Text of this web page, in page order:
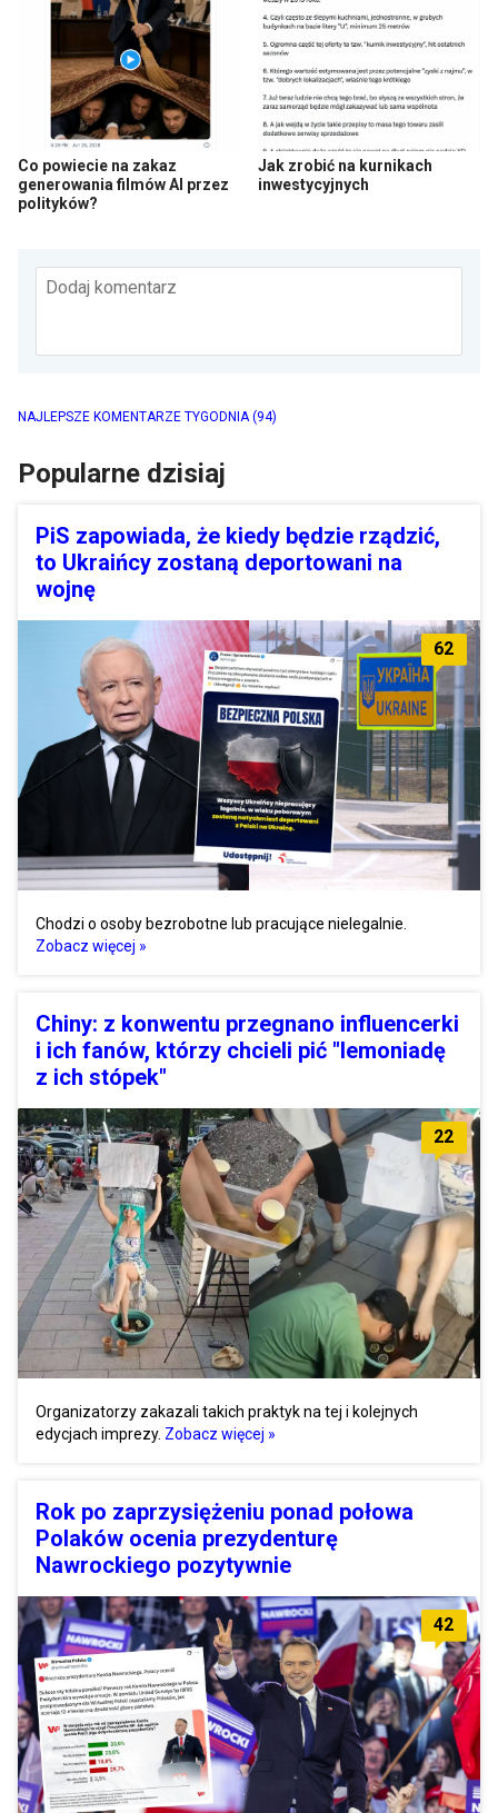
Co powiecie na zakaz
generowania filmów AI przez
polityków?
Jak zrobić na kurnikach
inwestycyjnych
Dodaj komentarz
NAJLEPSZE KOMENTARZE TYGODNIA(94)
Popularne dzisiaj
PiS zapowiada, że kiedy będzie rządzić,
to Ukraińcy zostaną deportowani na
wojnę
62
Chodzi o osoby bezrobotne lub pracujące nielegalnie.
Zobacz więcej »
Chiny: z konwentu przegnano influencerki
i ich fanów, którzy chcieli pić "lemoniadę
z ich stópek"
22
Organizatorzy zakazali takich praktyk na tej i kolejnych
edycjach imprezy. Zobacz więcej »
Rok po zaprzysiężeniu ponad połowa
Polaków ocenia prezydenturę
Nawrockiego pozytywnie
42